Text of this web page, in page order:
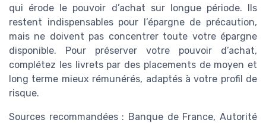
qui érode le pouvoir d’achat sur longue période. Ils
restent indispensables pour l’épargne de précaution,
mais ne doivent pas concentrer toute votre épargne
disponible. Pour préserver votre pouvoir d’achat,
complétez les livrets par des placements de moyen et
long terme mieux rémunérés, adaptés à votre profil de
risque.
Sources recommandées : Banque de France, Autorité